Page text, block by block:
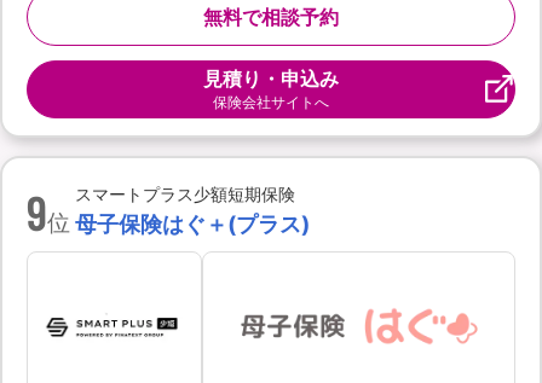
無料で相談予約
見積り・申込み
保険会社サイトへ
9位
スマートプラス少額短期保険
母子保険はぐ＋(プラス)